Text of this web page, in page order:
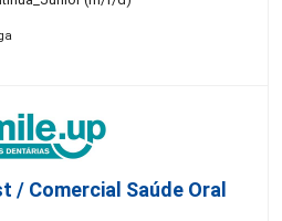
/ Comercial Saúde Oral